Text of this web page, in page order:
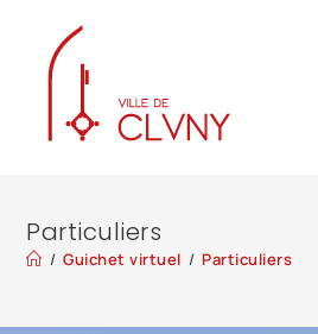
Particuliers
/ Guichet virtuel / Particuliers